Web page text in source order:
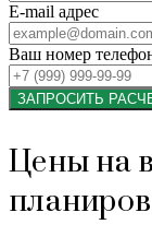
E-mail адрес
Ваш номер
ЗАПРОСИТЬ
Цены на